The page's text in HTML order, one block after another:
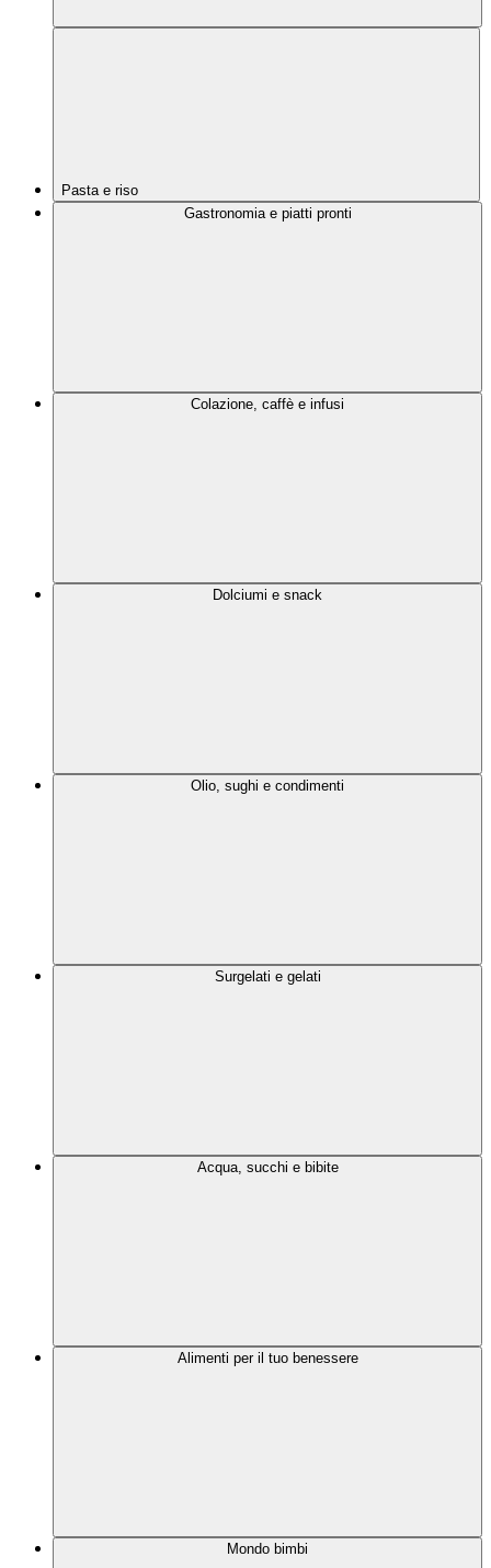
Pasta e riso
Gastronomia e piatti pronti
Colazione, caffè e infusi
Dolciumi e snack
Olio, sughi e condimenti
Surgelati e gelati
Acqua, succhi e bibite
Alimenti per il tuo benessere
Mondo bimbi